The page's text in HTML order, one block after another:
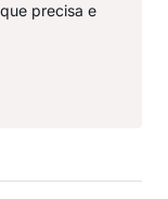
precisa e